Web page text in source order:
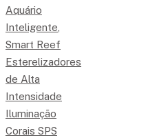
Aquário
Inteligente,
Smart Reef
Esterelizadores
de Alta
Intensidade
Iluminação
Corais SPS